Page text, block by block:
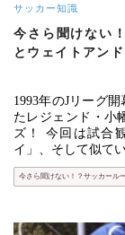
サッカー知識
今さら聞けない
とウェイトアンド
1993年のJリーグ
たレジェンド・小
ズ！ 今回は試合
イ」、そして似て
今さら聞けない！？サッカール